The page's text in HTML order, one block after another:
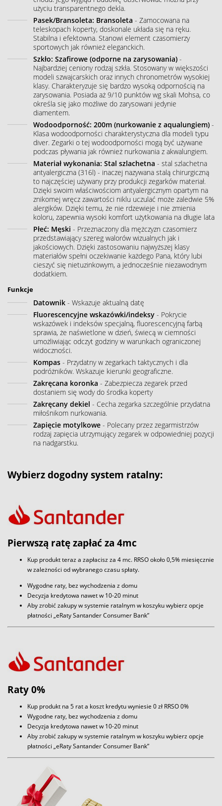
użyciu transparentnego dekla.
Pasek/Bransoleta: Bransoleta - Zamocowana na
teleskopach koperty, doskonale układa się na ręku.
Stabilna i efektowna. Stanowi element czasomierzy
sportowych jak również eleganckich.
Szkło: Szafirowe (odporne na zarysowania) -
Najbardziej ceniony rodzaj szkła. Stosowany w większości
modeli szwajcarskich oraz innych chronometrów wysokiej
klasy. Charakteryzuje się bardzo wysoką odpornością na
zarysowania. Posiada aż 9/10 punktów wg skali Mohsa, co
określa się jako możliwe do zarysowani jedynie
diamentem.
Wodoodporność: 200m (nurkowanie z aqualungiem) -
Klasa wodoodporności charakterystyczna dla modeli typu
diver. Zegarki o tej wodoodporności mogą być używane
podczas pływania jak również nurkowania z akwalungiem.
Materiał wykonania: Stal szlachetna - stal szlachetna
antyalergiczna (316l) - inaczej nazywana stalą chirurgiczną
to najczęściej używany przy produkcji zegarków materiał.
Dzięki swoim właściwościom antyalergicznym opartym na
znikomej wręcz zawartości niklu uczulać może zaledwie 5%
alergików. Dzięki temu, że nie rdzewieje i nie zmienia
koloru, zapewnia wysoki komfort użytkowania na długie lata
Płeć: Męski - Przeznaczony dla mężczyzn czasomierz
przedstawiający szereg walorów wizualnych jak i
jakościowych. Dzięki zastosowaniu najwyższej klasy
materiałów spełni oczekiwanie każdego Pana, który lubi
cieszyć się nietuzinkowym, a jednocześnie niezawodnym
dodatkiem.
Funkcje
Datownik - Wskazuje aktualną datę
Fluorescencyjne wskazówki/indeksy - Pokrycie
wskazówek i indeksów specjalną, fluorescencyjną farbą
sprawia, że naświetlone w dzień, świecą w ciemności
umożliwiając odczyt godziny w warunkach ograniczonej
widoczności.
Kompas - Przydatny w zegarkach taktycznych i dla
podróżników. Wskazuje kierunki geograficzne.
Zakręcana koronka - Zabezpiecza zegarek przed
dostaniem się wody do środka koperty
Zakręcany dekiel - Cecha zegarka szczególnie przydatna
miłośnikom nurkowania.
Zapięcie motylkowe - Polecany przez zegarmistrzów
rodzaj zapięcia utrzymujący zegarek w odpowiedniej pozycji
na nadgarstku.
Wybierz dogodny system ratalny:
Pierwszą ratę zapłać za 4mc
Kup produkt teraz a zapłacisz za 4 mc. RRSO około 0,5% miesięcznie
w zależności od wybranego czasu spłaty.
Wygodne raty, bez wychodzenia z domu
Decyzja kredytowa nawet w 10-20 minut
Aby zrobić zakupy w systemie ratalnym w koszyku wybierz opcje
płatności „eRaty Santander Consumer Bank”
Raty 0%
Kup produkt na 5 rat a koszt kredytu wyniesie 0 zł RRSO 0%
Wygodne raty, bez wychodzenia z domu
Decyzja kredytowa nawet w 10-20 minut
Aby zrobić zakupy w systemie ratalnym w koszyku wybierz opcje
płatności „eRaty Santander Consumer Bank”